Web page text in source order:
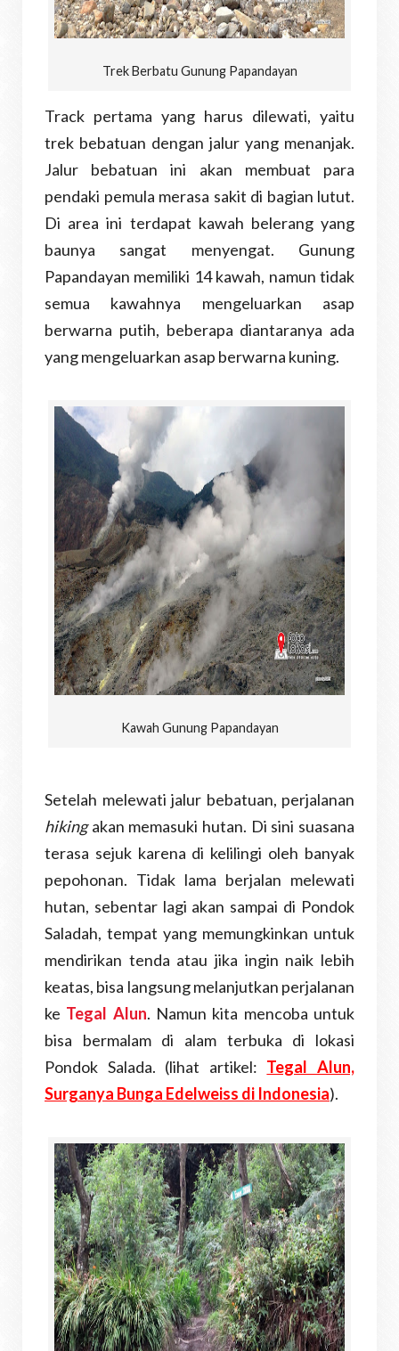
Trek Berbatu Gunung Papandayan
Track pertama yang harus dilewati, yaitu
trek bebatuan dengan jalur yang menanjak.
Jalur bebatuan ini akan membuat para
pendaki pemula merasa sakit di bagian lutut.
Di area ini terdapat kawah belerang yang
baunya sangat menyengat. Gunung
Papandayan memiliki 14 kawah, namun tidak
semua kawahnya mengeluarkan asap
berwarna putih, beberapa diantaranya ada
yang mengeluarkan asap berwarna kuning.
Kawah Gunung Papandayan
Setelah melewati jalur bebatuan, perjalanan
hikingakan memasuki hutan. Di sini suasana
terasa sejuk karena di kelilingi oleh banyak
pepohonan. Tidak lama berjalan melewati
hutan, sebentar lagi akan sampai di Pondok
Saladah, tempat yang memungkinkan untuk
mendirikan tenda atau jika ingin naik lebih
keatas, bisa langsung melanjutkan perjalanan
ke Tegal Alun. Namun kita mencoba untuk
bisa bermalam di alam terbuka di lokasi
Pondok Salada. (lihat artikel: Tegal Alun,
Surganya Bunga Edelweiss di Indonesia).